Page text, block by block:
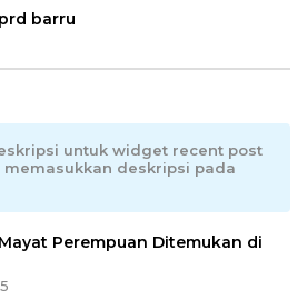
barru
untuk widget recent post
deskripsi pada
Perempuan Ditemukan di